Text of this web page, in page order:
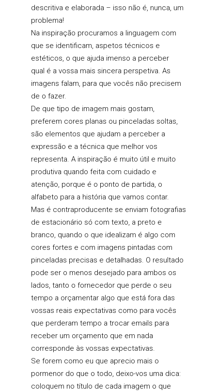
descritiva e elaborada – isso não é, nunca, um
problema!
Na inspiração procuramos a linguagem com
que se identificam, aspetos técnicos e
estéticos, o que ajuda imenso a perceber
qual é a vossa mais sincera perspetiva. As
imagens falam, para que vocês não precisem
de o fazer.
De que tipo de imagem mais gostam,
preferem cores planas ou pinceladas soltas,
são elementos que ajudam a perceber a
expressão e a técnica que melhor vos
representa. A inspiração é muito útil e muito
produtiva quando feita com cuidado e
atenção, porque é o ponto de partida, o
alfabeto para a história que vamos contar.
Mas é contraproducente se enviam fotografias
de estacionário só com texto, a preto e
branco, quando o que idealizam é algo com
cores fortes e com imagens pintadas com
pinceladas precisas e detalhadas. O resultado
pode ser o menos desejado para ambos os
lados, tanto o fornecedor que perde o seu
tempo a orçamentar algo que está fora das
vossas reais expectativas como para vocês
que perderam tempo a trocar emails para
receber um orçamento que em nada
corresponde às vossas expectativas.
Se forem como eu que aprecio mais o
pormenor do que o todo, deixo-vos uma dica:
coloquem no título de cada imagem o que